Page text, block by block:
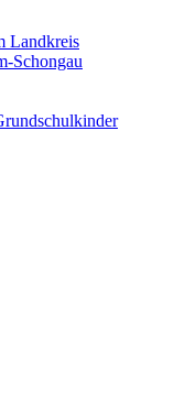
Landkreis
Schongau